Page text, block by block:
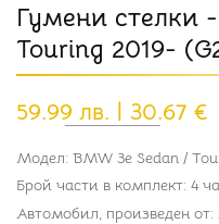
Гумени стелки
Touring 2019-
59.99 лв. | 30.67 €
Модел: BMW 3e Sedan /
Брой части в комплект: 4
Автомобил, произведен от: